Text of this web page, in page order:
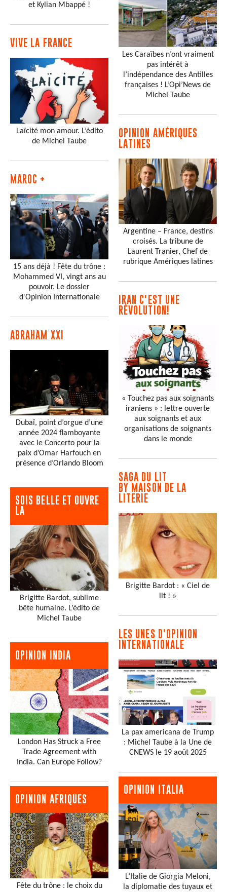
et Kylian Mbappé !
VIVE LA FRANCE
Laïcité mon amour. L’édito
de Michel Taube
MAROC +
15 ans déjà ! Fête du trône :
Mohammed VI, vingt ans au
pouvoir. Le dossier
d'Opinion Internationale
ABRAHAM XXI
Dubaï, point d’orgue d’une
année 2024 flamboyante
avec le Concerto pour la
paix d’Omar Harfouch en
présence d’Orlando Bloom
SOIS BELLE ET OUVRE
LA
Brigitte Bardot, sublime
bête humaine. L’édito de
Michel Taube
OPINION INDIA
London Has Struck a Free
Trade Agreement with
India. Can Europe Follow?
OPINION AFRIQUES
Fête du trône : le choix du
Les Caraïbes n’ont vraiment
pas intérêt à
l’indépendance des Antilles
françaises ! L’Opi’News de
Michel Taube
OPINION AMÉRIQUES
LATINES
Argentine – France, destins
croisés. La tribune de
Laurent Tranier, Chef de
rubrique Amériques latines
IRAN C'EST UNE
RÉVOLUTION!
« Touchez pas aux soignants
iraniens » : lettre ouverte
aux soignants et aux
organisations de soignants
dans le monde
SAGA DU LIT
BY MAISON DE LA
LITERIE
Brigitte Bardot : « Ciel de
lit ! »
LES UNES D'OPINION
INTERNATIONALE
La pax americana de Trump
: Michel Taube à la Une de
CNEWS le 19 août 2025
OPINION ITALIA
L’Italie de Giorgia Meloni,
la diplomatie des tuyaux et